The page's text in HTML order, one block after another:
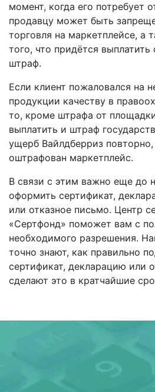
момент, когда его потребует
продавцу может быть
торговля на маркетплейсе, а
того, что придётся
штраф.
Если клиент пожаловался на
продукции качеству в
то, кроме штрафа от
выплатить и штраф
ущерб Вайлдберриз повторно,
оштрафован маркетплейс.
В связи с этим важно еще до
оформить сертификат,
или отказное письмо. Центр
«Сертфонд» поможет вам с
необходимого разрешения.
точно знают, как правильно
сертификат, декларацию или
сделают это в кратчайшие